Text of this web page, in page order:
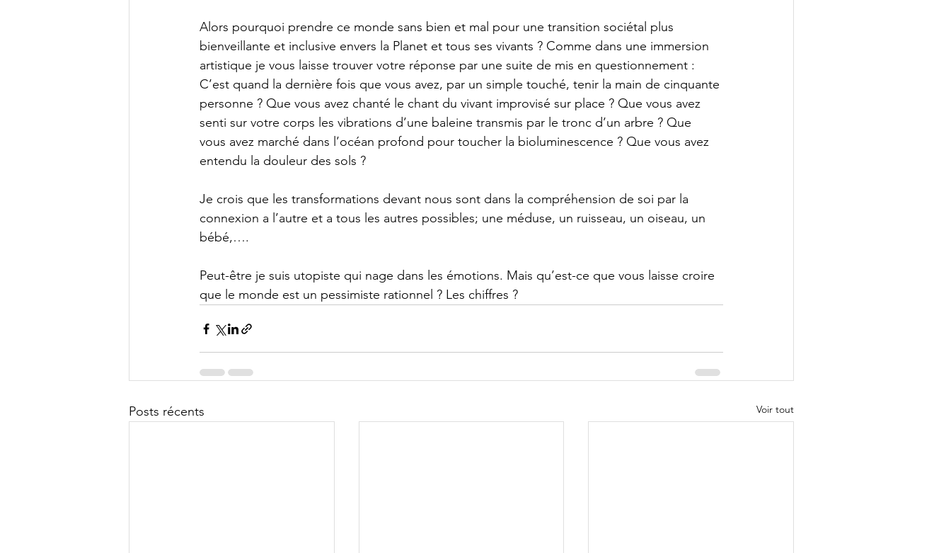
Alors pourquoi prendre ce monde sans bien et mal pour une transition sociétal plus
bienveillante et inclusive envers la Planet et tous ses vivants ? Comme dans une immersion
artistique je vous laisse trouver votre réponse par une suite de mis en questionnement :
C’est quand la dernière fois que vous avez, par un simple touché, tenir la main de cinquante
personne ? Que vous avez chanté le chant du vivant improvisé sur place ? Que vous avez
senti sur votre corps les vibrations d’une baleine transmis par le tronc d’un arbre ? Que
vous avez marché dans l’océan profond pour toucher la bioluminescence ? Que vous avez
entendu la douleur des sols ?
Je crois que les transformations devant nous sont dans la compréhension de soi par la
connexion a l’autre et a tous les autres possibles; une méduse, un ruisseau, un oiseau, un
bébé,….
Peut-être je suis utopiste qui nage dans les émotions. Mais qu’est-ce que vous laisse croire
que le monde est un pessimiste rationnel ? Les chiffres ?
Posts récents Voir tout